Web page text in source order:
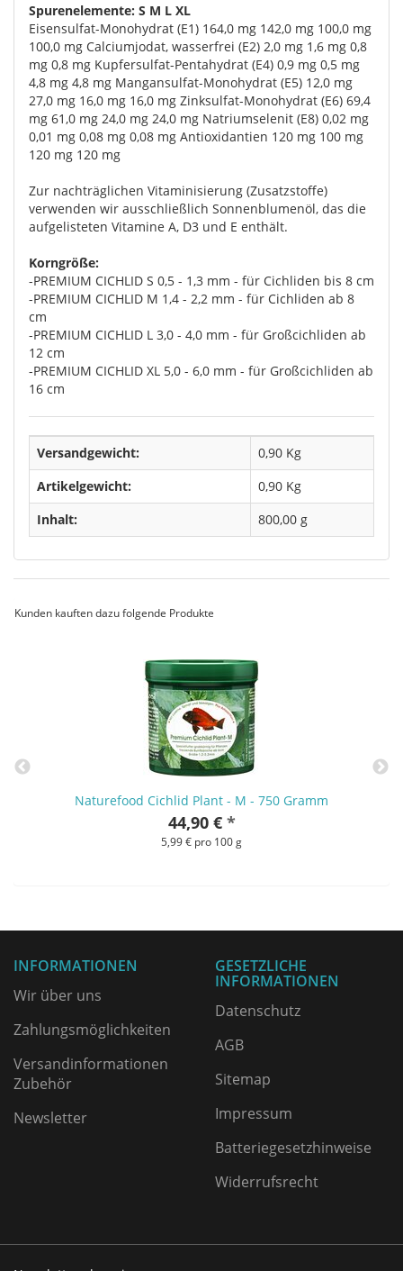
Spurenelemente: S M L XL
Eisensulfat-Monohydrat (E1) 164,0 mg 142,0 mg 100,0 mg
100,0 mg Calciumjodat, wasserfrei (E2) 2,0 mg 1,6 mg 0,8
mg 0,8 mg Kupfersulfat-Pentahydrat (E4) 0,9 mg 0,5 mg
4,8 mg 4,8 mg Mangansulfat-Monohydrat (E5) 12,0 mg
27,0 mg 16,0 mg 16,0 mg Zinksulfat-Monohydrat (E6) 69,4
mg 61,0 mg 24,0 mg 24,0 mg Natriumselenit (E8) 0,02 mg
0,01 mg 0,08 mg 0,08 mg Antioxidantien 120 mg 100 mg
120 mg 120 mg
Zur nachträglichen Vitaminisierung (Zusatzstoffe)
verwenden wir ausschließlich Sonnenblumenöl, das die
aufgelisteten Vitamine A, D3 und E enthält.
Korngröße:
-PREMIUM CICHLID S 0,5 - 1,3 mm - für Cichliden bis 8 cm
-PREMIUM CICHLID M 1,4 - 2,2 mm - für Cichliden ab 8
cm
-PREMIUM CICHLID L 3,0 - 4,0 mm - für Großcichliden ab
12 cm
-PREMIUM CICHLID XL 5,0 - 6,0 mm - für Großcichliden ab
16 cm
Versandgewicht:
0,90 Kg
Artikelgewicht:
0,90 Kg
Inhalt:
800,00 g
Kunden kauften dazu folgende Produkte
Naturefood Cichlid Plant - M - 750 Gramm
44,90 € *
5,99 € pro 100 g
INFORMATIONEN
Wir über uns
Zahlungsmöglichkeiten
Versandinformationen
Zubehör
Newsletter
GESETZLICHE
INFORMATIONEN
Datenschutz
AGB
Sitemap
Impressum
Batteriegesetzhinweise
Widerrufsrecht